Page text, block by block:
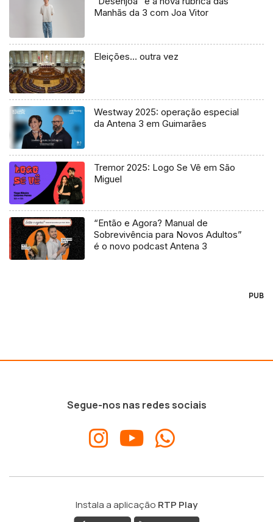
Manhãs da 3 com Joa Vitor
Eleições… outra vez
Westway 2025: operação especial
da Antena 3 em Guimarães
Tremor 2025: Logo Se Vê em São
Miguel
“Então e Agora? Manual de
Sobrevivência para Novos Adultos”
é o novo podcast Antena 3
PUB
Segue-nos nas redes sociais
Instala a aplicação RTP Play